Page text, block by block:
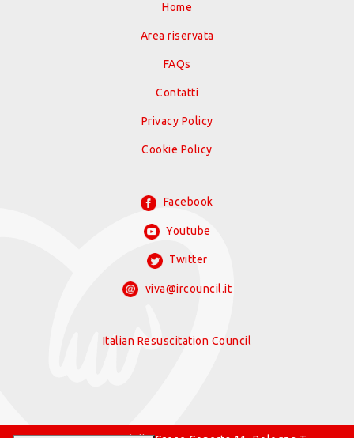
Home
Area riservata
FAQs
Contatti
Privacy Policy
Cookie Policy
Facebook
Youtube
Twitter
viva@ircouncil.it
Italian Resuscitation Council